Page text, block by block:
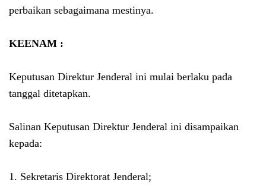
perbaikan sebagaimana mestinya.
KEENAM :
Keputusan Direktur Jenderal ini mulai berlaku pada
tanggal ditetapkan.
Salinan Keputusan Direktur Jenderal ini disampaikan
kepada:
1. Sekretaris Direktorat Jenderal;